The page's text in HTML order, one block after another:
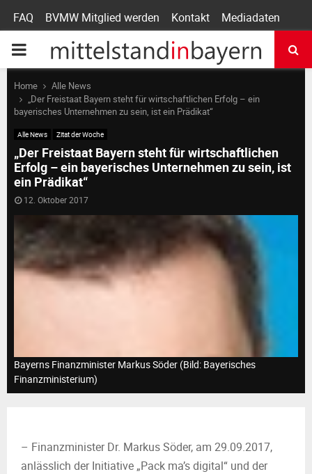
FAQ BVMW Mitglied werden Kontakt Mediadaten
P
R
M
A
R
Y
N
Home
Alle News
„Der Freistaat Bayern steht für wirtschaftlichen Erfolg – ein
bayerisches Unternehmen zu sein, ist ein Prädikat“
Alle News Zitat der Woche
„Der Freistaat Bayern steht für wirtschaftlichen
Erfolg – ein bayerisches Unternehmen zu sein, ist
ein Prädikat“
12. Oktober 2017
Bayerns Finanzminister Markus Söder (Bild: Bayerisches
Finanzministerium)
– Finanzminister Dr. Markus Söder, am 29.09.2017,
anlässlich der Initiative „Pack ma’s digital“ und der